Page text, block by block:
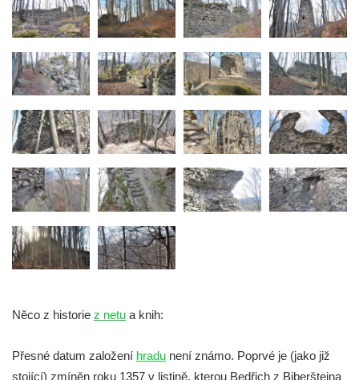
Hrad Děvín (u Hamru na Jezeře)
Hrad Fredevald (Pustý zámek) u České
Kamenice
Hrad Ostrý (Scharfenstein) u Františkova
nad Ploučnicí
Skalní hrad Svojkov
Hrad Nejdek
Hrad Rabštejn nad Střelou
Hrad Sychrov v Rabštejně
Hrad Ralsko
Hrad Jestřebí (Habichstein)
Něco z historie z netu a knih:
Přesné datum založení hradu není známo. Poprvé je (jako již
stojící) zmíněn roku 1357 v listině. kterou Bedřich z Biberštejna